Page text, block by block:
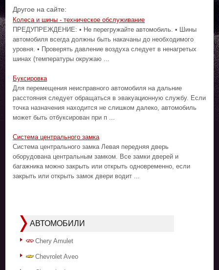
Другое на сайте:
Колеса и шины - техническое обслуживание
ПРЕДУПРЕЖДЕНИЕ: • Не перегружайте автомобиль. • Шины
автомобиля всегда должны быть накачаны до необходимого
уровня. • Проверять давление воздуха следует в ненагретых
шинах (температуры окружаю ...
Буксировка
Для перемещения неисправного автомобиля на дальние
расстояния следует обращаться в эвакуационную службу. Если
точка назначения находится не слишком далеко, автомобиль
может быть отбуксирован при п ...
Система центрального замка
Система центрального замка Левая передняя дверь
оборудована центральным замком. Все замки дверей и
багажника можно закрыть или открыть одновременно, если
закрыть или открыть замок двери водит ...
АВТОМОБИЛИ
Chery Amulet
Chevrolet Aveo